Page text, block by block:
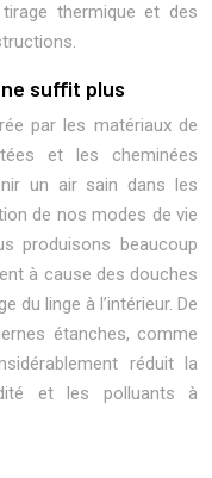
thermique et des
suffit plus
par les matériaux de
et les cheminées
un air sain dans les
de nos modes de vie
produisons beaucoup
à cause des douches
du linge à l’intérieur. De
étanches, comme
réduit la
et les polluants à